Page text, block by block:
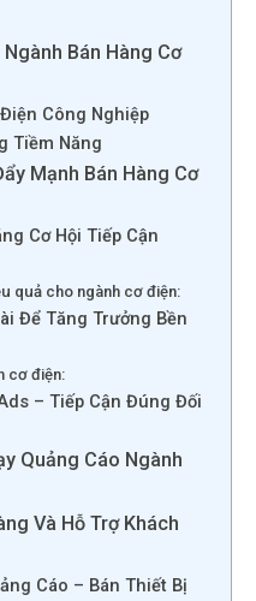
Bán Hàng Cơ
Công Nghiệp
Tiềm Năng
Mạnh Bán Hàng Cơ
Cơ Hội Tiếp Cận
quả cho ngành cơ điện:
Để Tăng Trưởng Bền
cơ điện:
– Tiếp Cận Đúng Đối
Quảng Cáo Ngành
Và Hỗ Trợ Khách
Cáo – Bán Thiết Bị